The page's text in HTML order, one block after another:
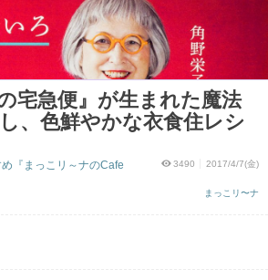
の宅急便』が生まれた魔法
、色鮮やかな衣食住レシ
3490 2017/4/7(金)
まっこリ〜ナ
『まっこリ～ナのCafe